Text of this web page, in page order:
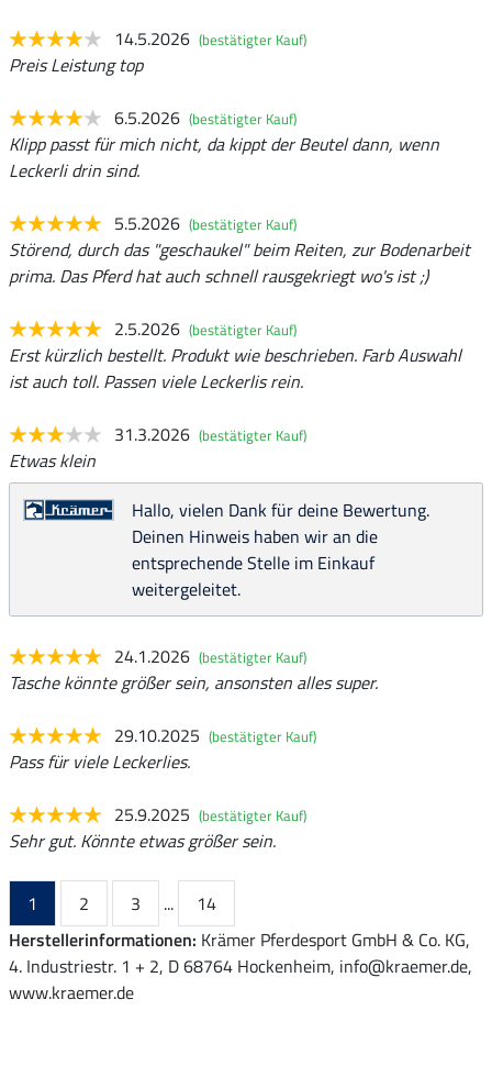
14.5.2026 (bestätigter Kauf)
Preis Leistung top
6.5.2026 (bestätigter Kauf)
Klipp passt für mich nicht, da kippt der Beutel dann, wenn
Leckerli drin sind.
5.5.2026 (bestätigter Kauf)
Störend, durch das "geschaukel" beim Reiten, zur Bodenarbeit
prima. Das Pferd hat auch schnell rausgekriegt wo's ist ;)
2.5.2026 (bestätigter Kauf)
Erst kürzlich bestellt. Produkt wie beschrieben. Farb Auswahl
ist auch toll. Passen viele Leckerlis rein.
31.3.2026 (bestätigter Kauf)
Etwas klein
Hallo, vielen Dank für deine Bewertung.
Deinen Hinweis haben wir an die
entsprechende Stelle im Einkauf
weitergeleitet.
24.1.2026 (bestätigter Kauf)
Tasche könnte größer sein, ansonsten alles super.
29.10.2025 (bestätigter Kauf)
Pass für viele Leckerlies.
25.9.2025 (bestätigter Kauf)
Sehr gut. Könnte etwas größer sein.
1 2 3 ...
14
Herstellerinformationen: Krämer Pferdesport GmbH & Co. KG,
4. Industriestr. 1 + 2, D 68764 Hockenheim, info@kraemer.de,
www.kraemer.de